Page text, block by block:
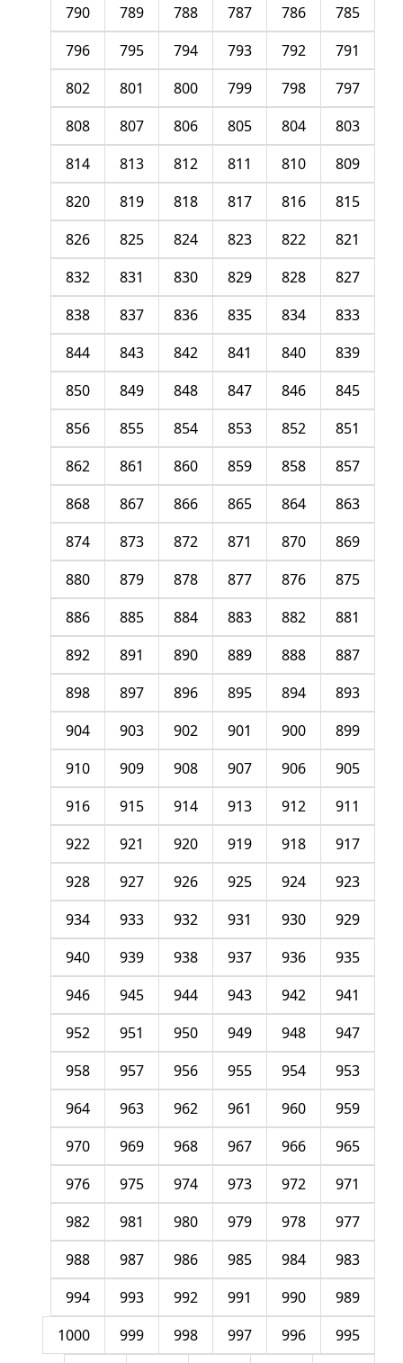
785
786
787
788
789
790
791
792
793
794
795
796
797
798
799
800
801
802
803
804
805
806
807
808
809
810
811
812
813
814
815
816
817
818
819
820
821
822
823
824
825
826
827
828
829
830
831
832
833
834
835
836
837
838
839
840
841
842
843
844
845
846
847
848
849
850
851
852
853
854
855
856
857
858
859
860
861
862
863
864
865
866
867
868
869
870
871
872
873
874
875
876
877
878
879
880
881
882
883
884
885
886
887
888
889
890
891
892
893
894
895
896
897
898
899
900
901
902
903
904
905
906
907
908
909
910
911
912
913
914
915
916
917
918
919
920
921
922
923
924
925
926
927
928
929
930
931
932
933
934
935
936
937
938
939
940
941
942
943
944
945
946
947
948
949
950
951
952
953
954
955
956
957
958
959
960
961
962
963
964
965
966
967
968
969
970
971
972
973
974
975
976
977
978
979
980
981
982
983
984
985
986
987
988
989
990
991
992
993
994
995
996
997
998
999
1000